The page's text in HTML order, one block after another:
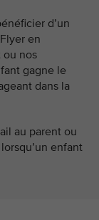
d’un
en
ou nos
gagne le
dans la
au parent ou
enfant